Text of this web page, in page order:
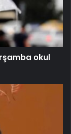
okul